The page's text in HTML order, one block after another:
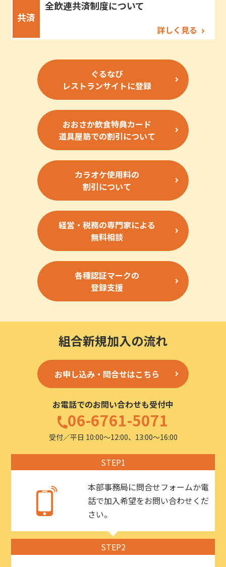
共済
全飲連共済制度について
詳しく見る
ぐるなび
レストランサイトに登録
おおさか飲食特典カード
道具屋筋での割引について
カラオケ使用料の
割引について
経営・税務の専門家による
無料相談
各種認証マークの
登録支援
組合新規加入の流れ
お申し込み・問合せはこちら
お電話でのお問い合わせも受付中
06-6761-5071
受付／平日 10:00〜12:00、13:00〜16:00
STEP1
本部事務局に問合せフォームか電
話で加入希望をお問い合わせくだ
さい。
STEP2